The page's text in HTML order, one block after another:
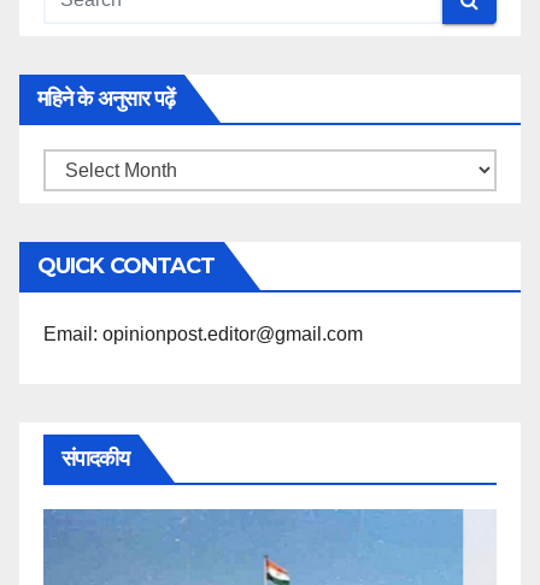
महिने के अनुसार पढ़ें
महिने
अनुसार
पढ़ें
QUICK CONTACT
Email: opinionpost.editor@gmail.com
संपादकीय